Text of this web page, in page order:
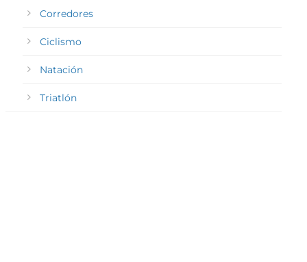
Corredores
Ciclismo
Natación
Triatlón